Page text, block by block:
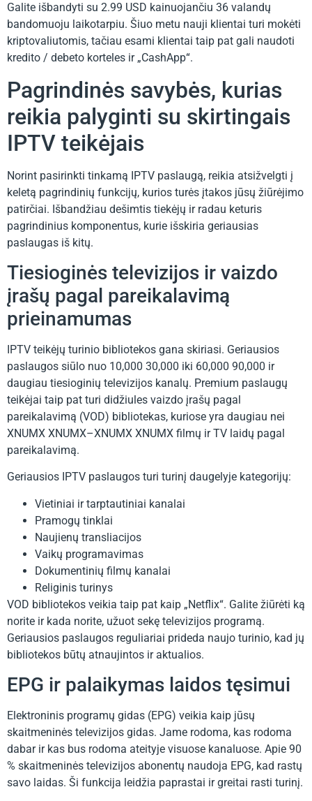
Galite išbandyti su 2.99 USD kainuojančiu 36 valandų
bandomuoju laikotarpiu. Šiuo metu nauji klientai turi mokėti
kriptovaliutomis, tačiau esami klientai taip pat gali naudoti
kredito / debeto korteles ir „CashApp“.
Pagrindinės savybės, kurias
reikia palyginti su skirtingais
IPTV teikėjais
Norint pasirinkti tinkamą IPTV paslaugą, reikia atsižvelgti į
keletą pagrindinių funkcijų, kurios turės įtakos jūsų žiūrėjimo
patirčiai. Išbandžiau dešimtis tiekėjų ir radau keturis
pagrindinius komponentus, kurie išskiria geriausias
paslaugas iš kitų.
Tiesioginės televizijos ir vaizdo
įrašų pagal pareikalavimą
prieinamumas
IPTV teikėjų turinio bibliotekos gana skiriasi. Geriausios
paslaugos siūlo nuo 10,000 30,000 iki 60,000 90,000 ir
daugiau tiesioginių televizijos kanalų. Premium paslaugų
teikėjai taip pat turi didžiules vaizdo įrašų pagal
pareikalavimą (VOD) bibliotekas, kuriose yra daugiau nei
XNUMX XNUMX–XNUMX XNUMX filmų ir TV laidų pagal
pareikalavimą.
Geriausios IPTV paslaugos turi turinį daugelyje kategorijų:
Vietiniai ir tarptautiniai kanalai
Pramogų tinklai
Naujienų transliacijos
Vaikų programavimas
Dokumentinių filmų kanalai
Religinis turinys
VOD bibliotekos veikia taip pat kaip „Netflix“. Galite žiūrėti ką
norite ir kada norite, užuot sekę televizijos programą.
Geriausios paslaugos reguliariai prideda naujo turinio, kad jų
bibliotekos būtų atnaujintos ir aktualios.
EPG ir palaikymas laidos tęsimui
Elektroninis programų gidas (EPG) veikia kaip jūsų
skaitmeninės televizijos gidas. Jame rodoma, kas rodoma
dabar ir kas bus rodoma ateityje visuose kanaluose. Apie 90
% skaitmeninės televizijos abonentų naudoja EPG, kad rastų
savo laidas. Ši funkcija leidžia paprastai ir greitai rasti turinį.